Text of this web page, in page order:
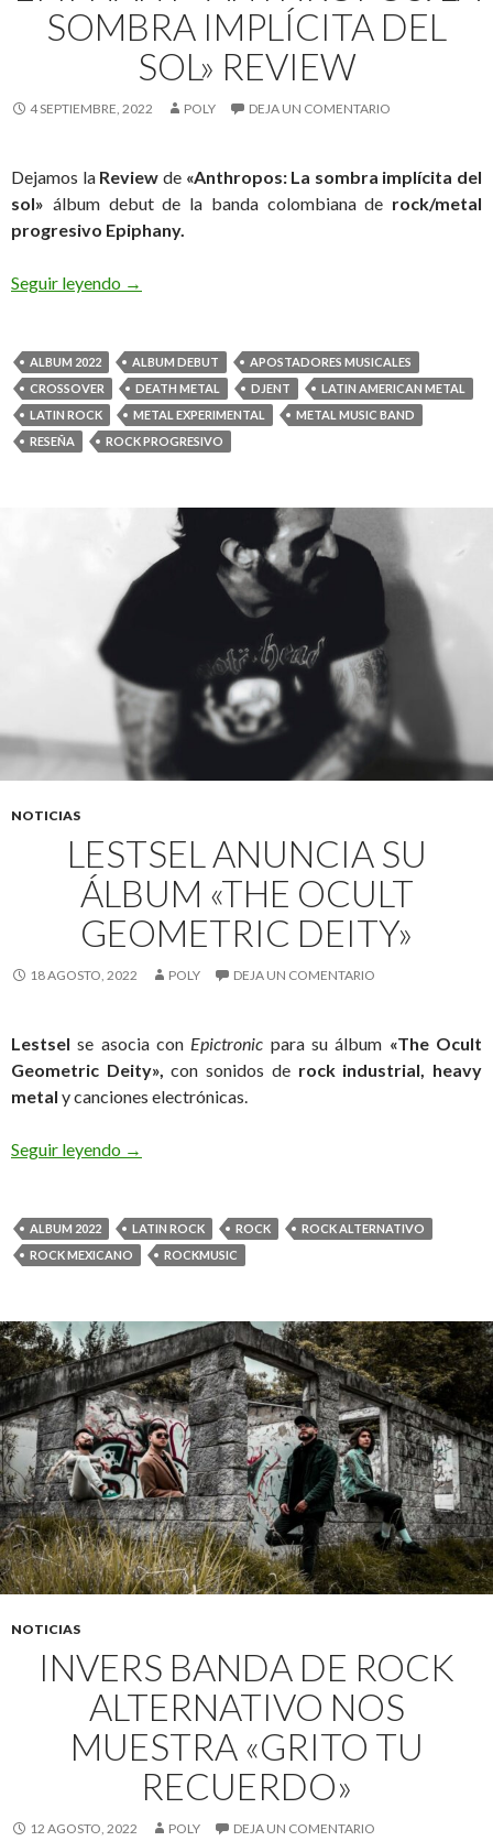
SOMBRA IMPLÍCITA DEL
SOL» REVIEW
4 SEPTIEMBRE, 2022 POLY DEJA UN COMENTARIO
Dejamos la Review de «Anthropos: La sombra implícita del
sol» álbum debut de la banda colombiana de rock/metal
progresivo Epiphany.
Seguir leyendo Epiphany «Anthropos: La sombra implícita del
→
ALBUM 2022 ALBUM DEBUT
APOSTADORES MUSICALES
CROSSOVER
DEATH METAL DJENT
LATIN AMERICAN METAL
LATIN ROCK
METAL EXPERIMENTAL
METAL MUSIC BAND
RESEÑA
ROCK PROGRESIVO
NOTICIAS
LESTSEL ANUNCIA SU
ÁLBUM «THE OCULT
GEOMETRIC DEITY»
18 AGOSTO, 2022 POLY DEJA UN COMENTARIO
Lestsel se asocia con Epictronic para su álbum «The Ocult
Geometric Deity»,con sonidos de rock industrial, heavy
metal y canciones electrónicas.
Seguir leyendo Lestsel Anuncia su Álbum «The Ocult Geometric
→
ALBUM 2022 LATIN ROCK ROCK
ROCK ALTERNATIVO
ROCK MEXICANO
ROCKMUSIC
NOTICIAS
INVERS BANDA DE ROCK
ALTERNATIVO NOS
MUESTRA «GRITO TU
RECUERDO»
12 AGOSTO, 2022 POLY DEJA UN COMENTARIO